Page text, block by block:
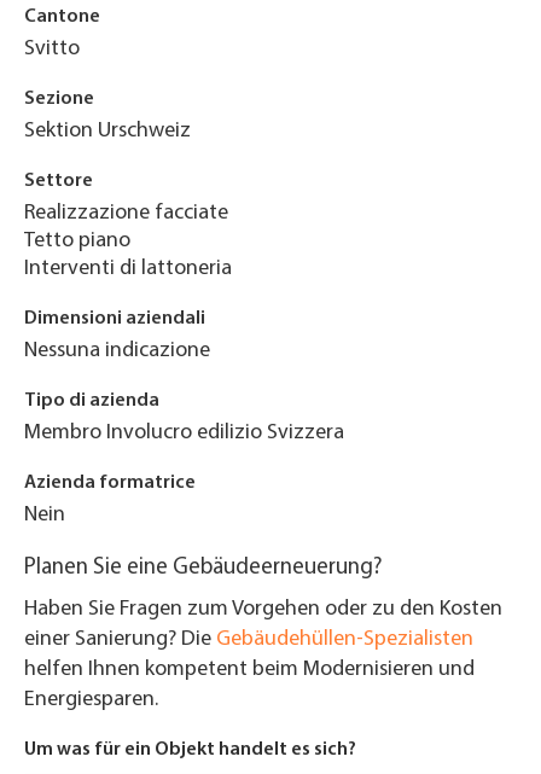
Cantone
Svitto
Sezione
Sektion Urschweiz
Settore
Realizzazione facciate
Tetto piano
Interventi di lattoneria
Dimensioni aziendali
Nessuna indicazione
Tipo di azienda
Membro Involucro edilizio Svizzera
Azienda formatrice
Nein
Planen Sie eine Gebäudeerneuerung?
Haben Sie Fragen zum Vorgehen oder zu den Kosten
einer Sanierung? Die Gebäudehüllen-Spezialisten
helfen Ihnen kompetent beim Modernisieren und
Energiesparen.
Um was für ein Objekt handelt es sich?